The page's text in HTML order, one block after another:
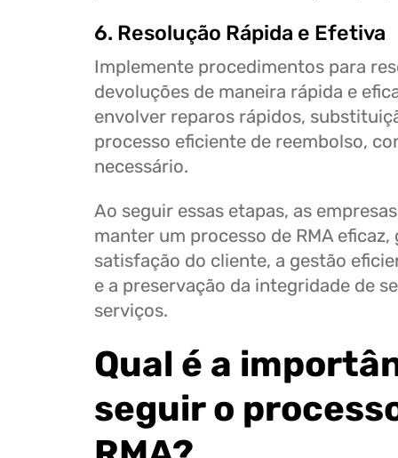
6. Resolução Rápida e Efetiva
Implemente procedimentos para
devoluções de maneira rápida e
envolver reparos rápidos,
processo eficiente de reembolso,
necessário.
Ao seguir essas etapas, as
manter um processo de RMA
satisfação do cliente, a gestão
e a preservação da integridade de
serviços.
Qual é a
seguir o